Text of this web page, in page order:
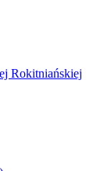
Rokitniańskiej